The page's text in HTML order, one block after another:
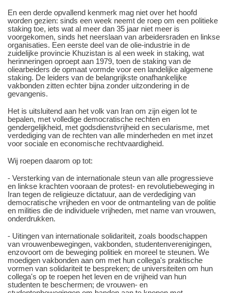
En een derde opvallend kenmerk mag niet over het hoofd
worden gezien: sinds een week neemt de roep om een politieke
staking toe, iets wat al meer dan 35 jaar niet meer is
voorgekomen, sinds het neerslaan van arbeidersraden en linkse
organisaties. Een eerste deel van de olie-industrie in de
zuidelijke provincie Khuzistan is al een week in staking, wat
herinneringen oproept aan 1979, toen de staking van de
oliearbeiders de opmaat vormde voor een landelijke algemene
staking. De leiders van de belangrijkste onafhankelijke
vakbonden zitten echter bijna zonder uitzondering in de
gevangenis.
Het is uitsluitend aan het volk van Iran om zijn eigen lot te
bepalen, met volledige democratische rechten en
gendergelijkheid, met godsdienstvrijheid en secularisme, met
verdediging van de rechten van alle minderheden en met inzet
voor sociale en economische rechtvaardigheid.
Wij roepen daarom op tot:
- Versterking van de internationale steun van alle progressieve
en linkse krachten vooraan de protest- en revolutiebeweging in
Iran tegen de religieuze dictatuur, aan de verdediging van
democratische vrijheden en voor de ontmanteling van de politie
en milities die de individuele vrijheden, met name van vrouwen,
onderdrukken.
- Uitingen van internationale solidariteit, zoals boodschappen
van vrouwenbewegingen, vakbonden, studentenverenigingen,
enzovoort om de beweging politiek en moreel te steunen. We
moedigen vakbonden aan om met hun collega's praktische
vormen van solidariteit te bespreken; de universiteiten om hun
collega's op te roepen het leven en de vrijheid van hun
studenten te beschermen; de vrouwen- en